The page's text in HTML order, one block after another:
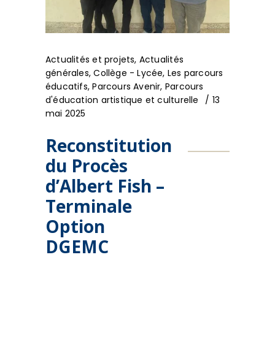
Actualités et projets, Actualités
générales,Collège - Lycée, Les parcours
éducatifs,Parcours Avenir, Parcours
d'éducation artistique et culturelle
13
mai 2025
Reconstitution
du Procès
d’Albert Fish –
Terminale
Option
DGEMC